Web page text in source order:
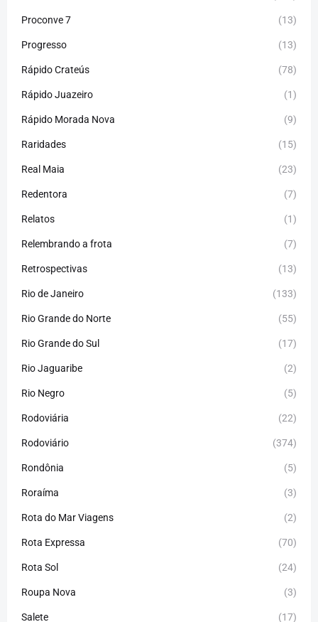
Proconve 7 (13)
Progresso (13)
Rápido Crateús (78)
Rápido Juazeiro (1)
Rápido Morada Nova (9)
Raridades (15)
Real Maia (23)
Redentora (7)
Relatos (1)
Relembrando a frota (7)
Retrospectivas (13)
Rio de Janeiro (133)
Rio Grande do Norte (55)
Rio Grande do Sul (17)
Rio Jaguaribe (2)
Rio Negro (5)
Rodoviária (22)
Rodoviário (374)
Rondônia (5)
Roraíma (3)
Rota do Mar Viagens (2)
Rota Expressa (70)
Rota Sol (24)
Roupa Nova (3)
Salete (17)